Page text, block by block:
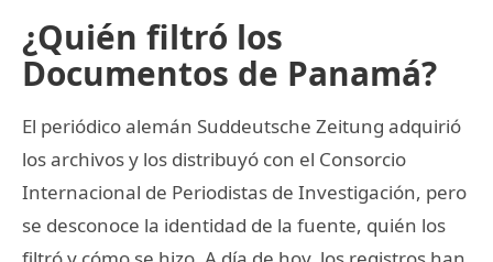
¿Quién filtró los
Documentos de Panamá?
El periódico alemán Suddeutsche Zeitung adquirió
los archivos y los distribuyó con el Consorcio
Internacional de Periodistas de Investigación, pero
se desconoce la identidad de la fuente, quién los